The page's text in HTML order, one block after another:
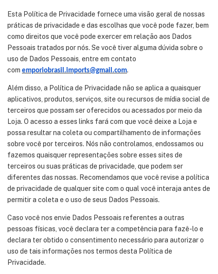
Esta Política de Privacidade fornece uma visão geral de nossas
práticas de privacidade e das escolhas que você pode fazer, bem
como direitos que você pode exercer em relação aos Dados
Pessoais tratados por nós. Se você tiver alguma dúvida sobre o
uso de Dados Pessoais, entre em contato
com emporiobrasil.imports@gmail.com.
Além disso, a Política de Privacidade não se aplica a quaisquer
aplicativos, produtos, serviços, site ou recursos de mídia social de
terceiros que possam ser oferecidos ou acessados por meio da
Loja. O acesso a esses links fará com que você deixe a Loja e
possa resultar na coleta ou compartilhamento de informações
sobre você por terceiros. Nós não controlamos, endossamos ou
fazemos quaisquer representações sobre esses sites de
terceiros ou suas práticas de privacidade, que podem ser
diferentes das nossas. Recomendamos que você revise a política
de privacidade de qualquer site com o qual você interaja antes de
permitir a coleta e o uso de seus Dados Pessoais.
Caso você nos envie Dados Pessoais referentes a outras
pessoas físicas, você declara ter a competência para fazê-lo e
declara ter obtido o consentimento necessário para autorizar o
uso de tais informações nos termos desta Política de
Privacidade.